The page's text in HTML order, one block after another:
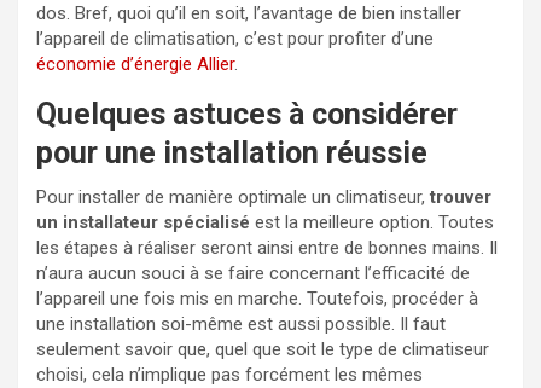
dos. Bref, quoi qu’il en soit, l’avantage de bien installer
l’appareil de climatisation, c’est pour profiter d’une
économie d’énergie Allier.
Quelques astuces à considérer
pour une installation réussie
Pour installer de manière optimale un climatiseur,trouver
un installateur spécialisé est la meilleure option. Toutes
les étapes à réaliser seront ainsi entre de bonnes mains. Il
n’aura aucun souci à se faire concernant l’efficacité de
l’appareil une fois mis en marche. Toutefois, procéder à
une installation soi-même est aussi possible. Il faut
seulement savoir que, quel que soit le type de climatiseur
choisi, cela n’implique pas forcément les mêmes